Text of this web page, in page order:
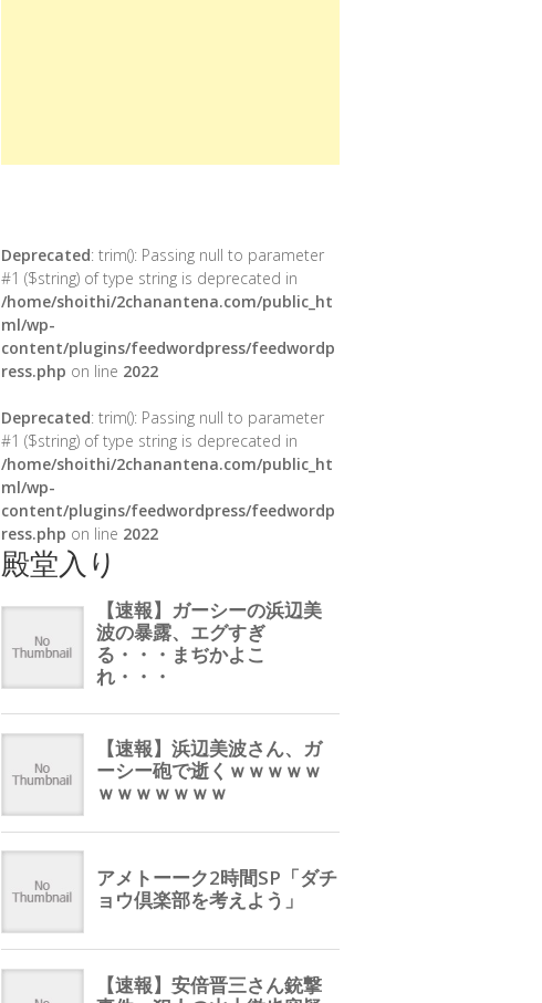
Deprecated: trim(): Passing null to parameter
#1 ($string) of type string is deprecated in
/home/shoithi/2chanantena.com/public_ht
ml/wp-
content/plugins/feedwordpress/feedwordp
ress.php on line 2022
Deprecated: trim(): Passing null to parameter
#1 ($string) of type string is deprecated in
/home/shoithi/2chanantena.com/public_ht
ml/wp-
content/plugins/feedwordpress/feedwordp
ress.php on line 2022
殿堂入り